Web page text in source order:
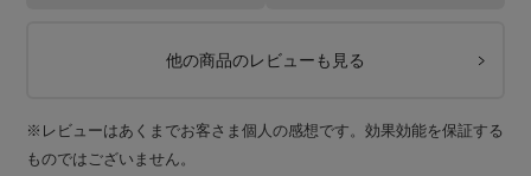
他の商品のレビューも見る
※レビューはあくまでお客さま個人の感想です。効果効能を保証する
ものではございません。